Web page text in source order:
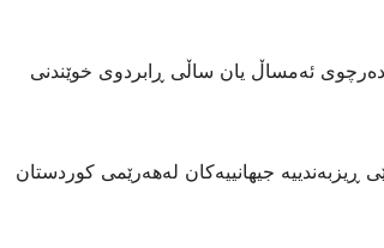
دەرچوی ئەمساڵ یان ساڵی ڕابردوی خوێندنی
جیهانییەكان لەهەرێمی كوردستان